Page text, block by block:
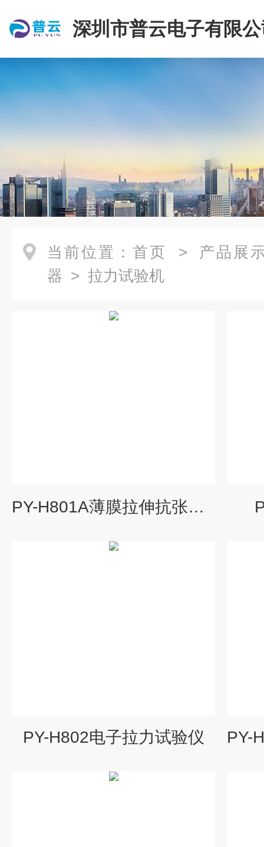
深圳市普云电子有限
当前位置： 首页 > 产品展
器 > 拉力试验机
PY-H801A薄膜拉伸抗张强度纸张纸板拉力试验机
PY-H802电子拉力试验仪